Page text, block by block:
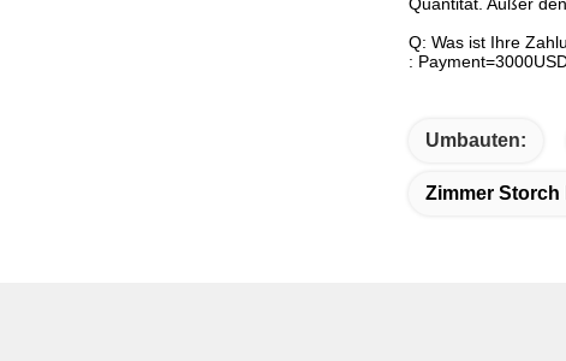
Q: Was ist Ihre
:
Umbauten:
Zimmer